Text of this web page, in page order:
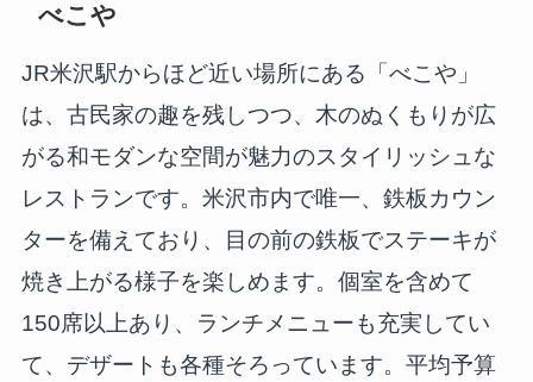
べこや
JR米沢駅からほど近い場所にある「べこや」
は、古民家の趣を残しつつ、木のぬくもりが広
がる和モダンな空間が魅力のスタイリッシュな
レストランです。米沢市内で唯一、鉄板カウン
ターを備えており、目の前の鉄板でステーキが
焼き上がる様子を楽しめます。個室を含めて
150席以上あり、ランチメニューも充実してい
て、デザートも各種そろっています。平均予算